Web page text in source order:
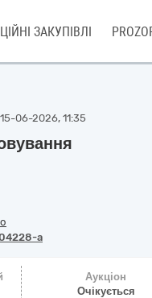
ЗАКУПІВЛІ
06-2026, 11:35
a
Аукціон
Очікується